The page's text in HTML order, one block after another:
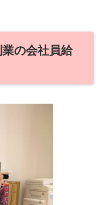
の会社員給